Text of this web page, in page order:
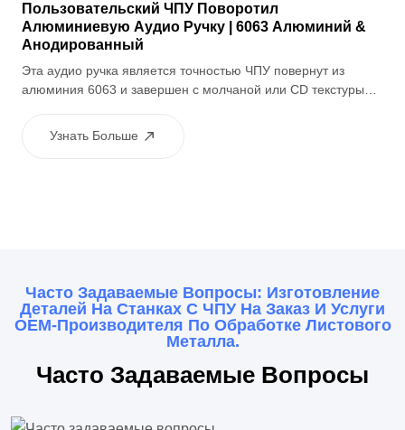
Пользовательский ЧПУ Поворотил
Алюминиевую Аудио Ручку | 6063 Алюминий &
Анодированный
Эта аудио ручка является точностью ЧПУ повернут из
алюминия 6063 и завершен с молчаной или CD текстуры
отделка улучшает коррозионную устойчивость, обеспечивая
Узнать Больше
Часто Задаваемые Вопросы: Изготовление
Деталей На Станках С ЧПУ На Заказ И Услуги
OEM-Производителя По Обработке Листового
Металла.
Часто Задаваемые Вопросы